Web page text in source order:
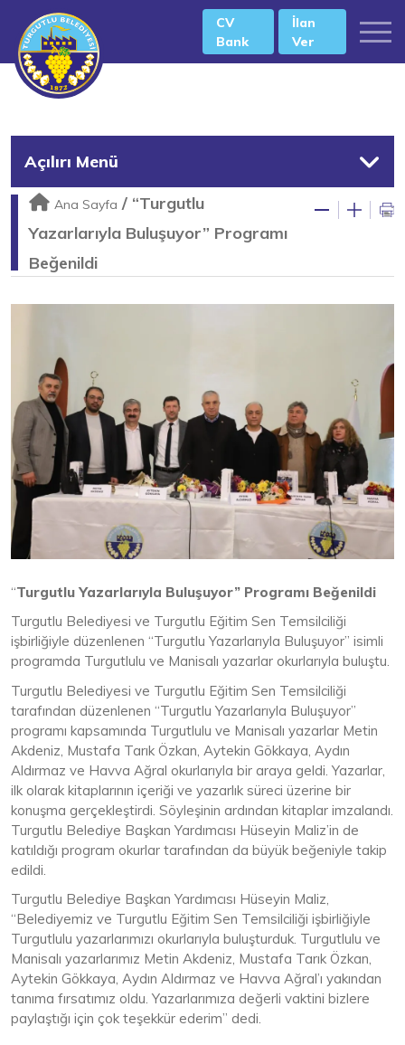
CV
Bank
İlan
Ver
Açılırı Menü
Ana Sayfa / “Turgutlu
Yazarlarıyla Buluşuyor” Programı
Beğenildi
“Turgutlu Yazarlarıyla Buluşuyor” Programı Beğenildi
Turgutlu Belediyesi ve Turgutlu Eğitim Sen Temsilciliği
işbirliğiyle düzenlenen “Turgutlu Yazarlarıyla Buluşuyor” isimli
programda Turgutlulu ve Manisalı yazarlar okurlarıyla buluştu.
Turgutlu Belediyesi ve Turgutlu Eğitim Sen Temsilciliği
tarafından düzenlenen “Turgutlu Yazarlarıyla Buluşuyor”
programı kapsamında Turgutlulu ve Manisalı yazarlar Metin
Akdeniz, Mustafa Tarık Özkan, Aytekin Gökkaya, Aydın
Aldırmaz ve Havva Ağral okurlarıyla bir araya geldi. Yazarlar,
ilk olarak kitaplarının içeriği ve yazarlık süreci üzerine bir
konuşma gerçekleştirdi. Söyleşinin ardından kitaplar imzalandı.
Turgutlu Belediye Başkan Yardımcısı Hüseyin Maliz’in de
katıldığı program okurlar tarafından da büyük beğeniyle takip
edildi.
Turgutlu Belediye Başkan Yardımcısı Hüseyin Maliz,
“Belediyemiz ve Turgutlu Eğitim Sen Temsilciliği işbirliğiyle
Turgutlulu yazarlarımızı okurlarıyla buluşturduk. Turgutlulu ve
Manisalı yazarlarımız Metin Akdeniz, Mustafa Tarık Özkan,
Aytekin Gökkaya, Aydın Aldırmaz ve Havva Ağral’ı yakından
tanıma fırsatımız oldu. Yazarlarımıza değerli vaktini bizlere
paylaştığı için çok teşekkür ederim” dedi.